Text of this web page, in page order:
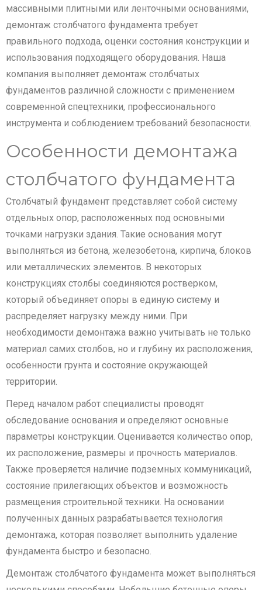
массивными плитными или ленточными основаниями,
демонтаж столбчатого фундамента требует
правильного подхода, оценки состояния конструкции и
использования подходящего оборудования. Наша
компания выполняет демонтаж столбчатых
фундаментов различной сложности с применением
современной спецтехники, профессионального
инструмента и соблюдением требований безопасности.
Особенности демонтажа
столбчатого фундамента
Столбчатый фундамент представляет собой систему
отдельных опор, расположенных под основными
точками нагрузки здания. Такие основания могут
выполняться из бетона, железобетона, кирпича, блоков
или металлических элементов. В некоторых
конструкциях столбы соединяются ростверком,
который объединяет опоры в единую систему и
распределяет нагрузку между ними. При
необходимости демонтажа важно учитывать не только
материал самих столбов, но и глубину их расположения,
особенности грунта и состояние окружающей
территории.
Перед началом работ специалисты проводят
обследование основания и определяют основные
параметры конструкции. Оценивается количество опор,
их расположение, размеры и прочность материалов.
Также проверяется наличие подземных коммуникаций,
состояние прилегающих объектов и возможность
размещения строительной техники. На основании
полученных данных разрабатывается технология
демонтажа, которая позволяет выполнить удаление
фундамента быстро и безопасно.
Демонтаж столбчатого фундамента может выполняться